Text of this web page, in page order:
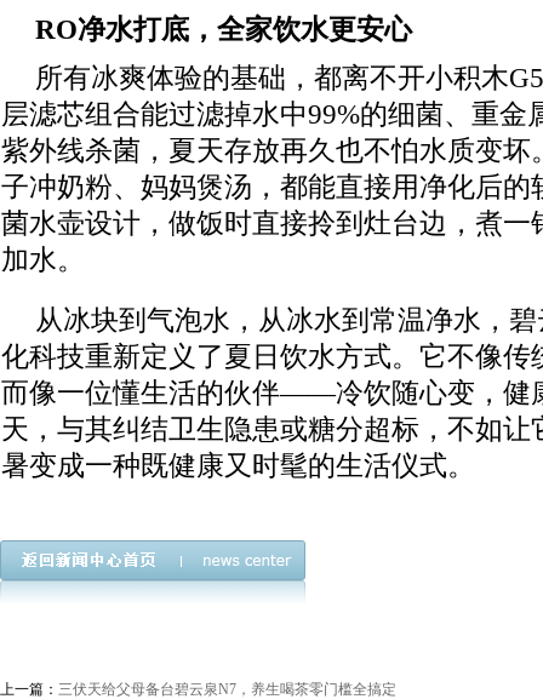
RO净水打底，全家饮水更安心
所有冰爽体验的基础，都离不开小积木
层滤芯组合能过滤掉水中99%的细菌、重金
紫外线杀菌，夏天存放再久也不怕水质变坏
子冲奶粉、妈妈煲汤，都能直接用净化后的
菌水壶设计，做饭时直接拎到灶台边，煮一
加水。
从冰块到气泡水，从冰水到常温净水，
化科技重新定义了夏日饮水方式。它不像传
而像一位懂生活的伙伴——冷饮随心变，健
天，与其纠结卫生隐患或糖分超标，不如让
暑变成一种既健康又时髦的生活仪式。
上一篇： 三伏天给父母备台碧云泉N7，养生喝茶零门槛全搞定